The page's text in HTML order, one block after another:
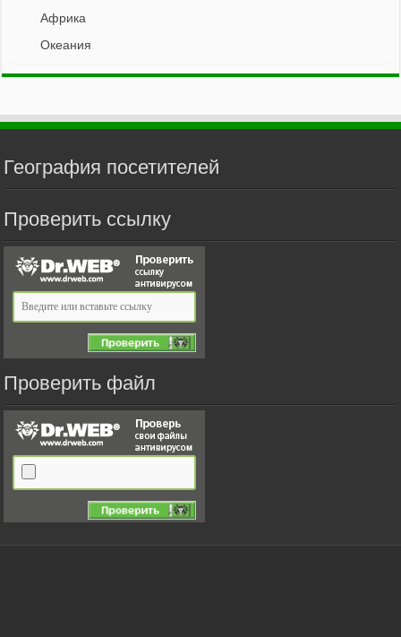
Африка
Океания
География посетителей
Проверить ссылку
Проверить файл